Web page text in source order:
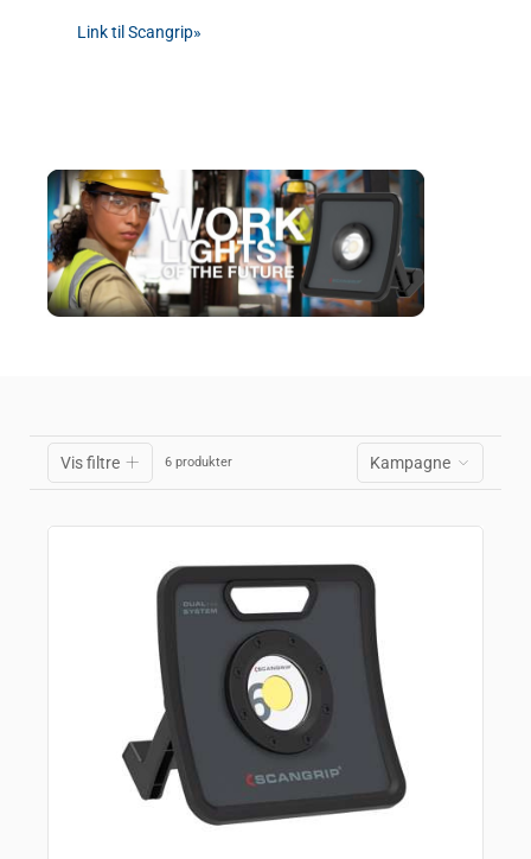
Link til Scangrip»
Vis filtre 6 produkter Kampagne